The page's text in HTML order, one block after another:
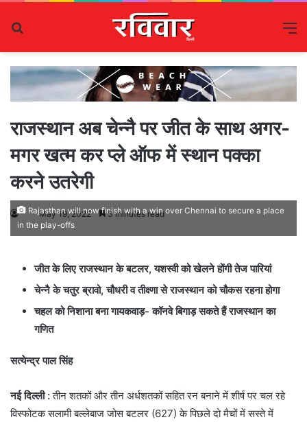
राजस्थान अब चेन्नै पर जीत के साथ अगर-
मगर खत्म कर प्ले ऑफ में स्थान पक्का
करने उतरेगी
May 19, 2022 3 minutes read
Rajasthan will now finish with a win over Chennai to secure a place
in the play-offs
जीत के लिए राजस्थान के बटलर, यशस्वी को खेलने होंगी तेज पारियां
चेन्नै के चतुर ब्रावो, चौधरी व तीक्ष्णा से राजस्थान को चौकस रहना होगा
चहल को निशाना बना गायकवाड़- कॉनवे बिगाड़ सकते हैं राजस्थान का
गणित
सत्येन्द्र पाल सिंह
नई दिल्ली :तीन शतकों और तीन अर्धशतकों सहित रन बनाने में शीर्ष पर चल रहे
विस्फोटक सलामी बल्लेबाज जोस बटलर (627) के पिछले दो मैचों में सस्ते में